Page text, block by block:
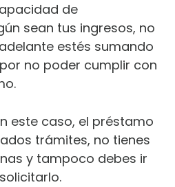
de
sean tus ingresos, no
estés sumando
no poder cumplir con
este caso, el préstamo
trámites, no tienes
y tampoco debes ir